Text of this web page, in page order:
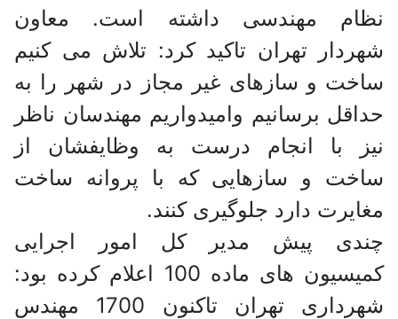
نظام مهندسی داشته است. معاون
شهردار تهران تاکید کرد: تلاش می کنیم
ساخت و سازهای غیر مجاز در شهر را به
حداقل برسانیم وامیدواریم مهندسان ناظر
نیز با انجام درست به وظایفشان از
ساخت و سازهایی که با پروانه ساخت
مغایرت دارد جلوگیری کنند.
چندی پیش مدیر کل امور اجرایی
کمیسیون های ماده 100 اعلام کرده بود:
شهرداری تهران تاکنون 1700 مهندس